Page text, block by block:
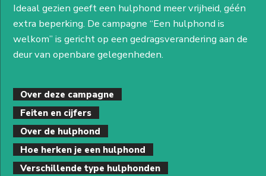
Ideaal gezien geeft een hulphond meer vrijheid, géén
extra beperking. De campagne “Een hulphond is
welkom” is gericht op een gedragsverandering aan de
deur van openbare gelegenheden.
Over deze campagne
Feiten en cijfers
Over de hulphond
Hoe herken je een hulphond
Verschillende type hulphonden